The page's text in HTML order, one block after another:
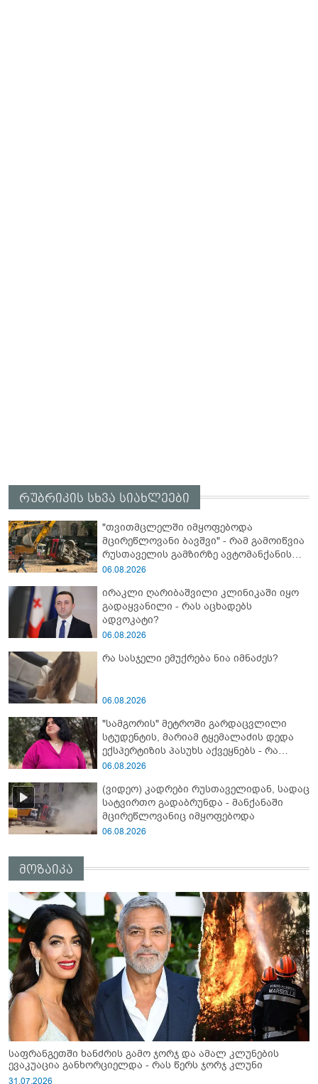
რუბრიკის სხვა სიახლეები
"თვითმცლელში იმყოფებოდა
მცირეწლოვანი ბავშვი" - რამ გამოიწვია
რუსთაველის გამზირზე ავტომანქანის
გადაბრუნება: “ჯივიპი” განცხადებას
06.08.2026
ირაკლი ღარიბაშვილი კლინიკაში იყო
გადაყვანილი - რას აცხადებს
ადვოკატი?
06.08.2026
რა სასჯელი ემუქრება ნია იმნაძეს?
06.08.2026
"სამგორის" მეტროში გარდაცვლილი
სტუდენტის, მარიამ ტყემალაძის დედა
ექსპერტიზის პასუხს აქვეყნებს - რა
გახდა გოგონას გარდაცვალების მიზეზი?
06.08.2026
(ვიდეო) კადრები რუსთაველიდან, სადაც
სატვირთო გადაბრუნდა - მანქანაში
მცირეწლოვანიც იმყოფებოდა
06.08.2026
მოზაიკა
საფრანგეთში ხანძრის გამო ჯორჯ და ამალ კლუნების
ევაკუაცია განხორციელდა - რას წერს ჯორჯ კლუნი
31.07.2026